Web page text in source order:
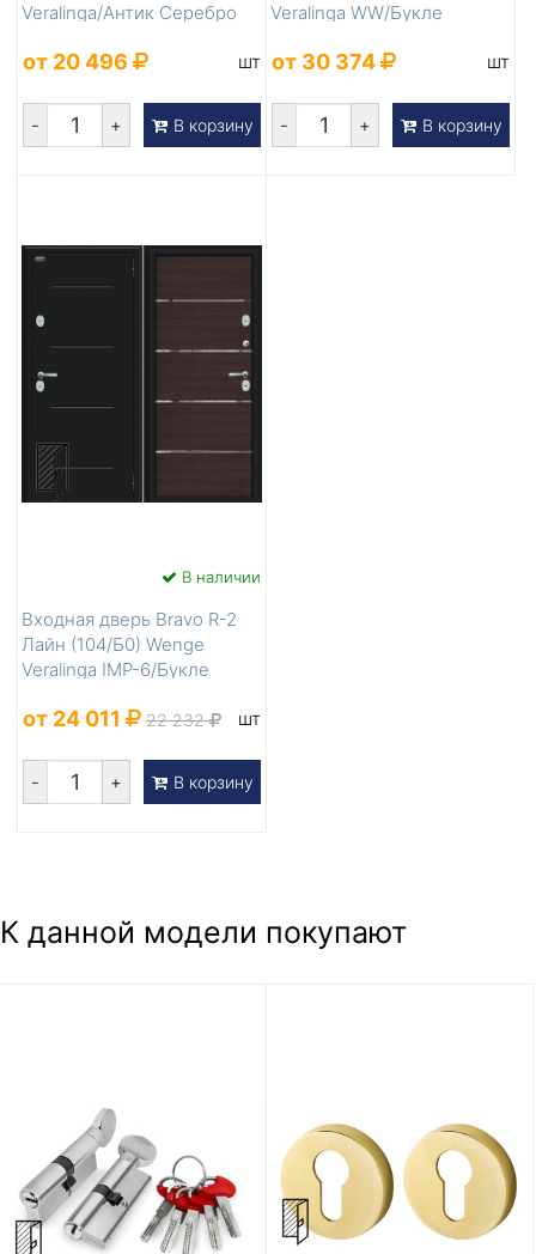
Veralinga/Антик Серебро
от 20 496 шт
- + В корзину
Veralinga WW/Букле
от 30 374 шт
- + В корзину
В наличии
Входная дверь Bravo R-2
Лайн (104/Б0) Wenge
Veralinga IMP-6/Букле
от 24 011 22 232 шт
- + В корзину
К данной модели покупают